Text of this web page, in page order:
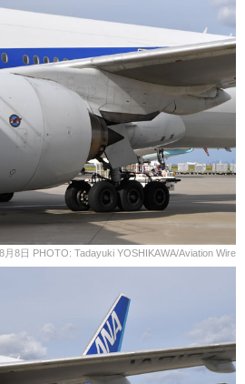
8日 PHOTO: Tadayuki YOSHIKAWA/Aviation Wire